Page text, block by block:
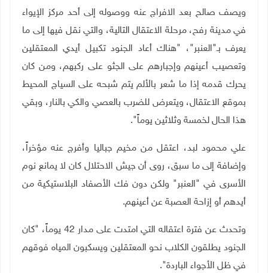
ويصف صالح بعد الافراج عنه ووصوله إلى أحد مركز الإيواء
في مدينة رفح، مرحلة الاعتقال التالية، والتي نقل فيها إلى ما
يعرف بـ"العنبر"، "هناك أعاد الجنود تكبيل أيدي المعتقلين
وتعصيب أعينهم وإجبارهم على الجثو على ركبهم، ومن كان
يحرك قدمه إذا ما شعر بالألم يتم شبحه على السياج المحيط
بموقع الاعتقال، ويتعرض للضرب بالعصي والكي بالنار، وبقي
هذا الحال لخمسة وثلاثين يوماً".
علي محمود لبد، اعتقل من مخيم جباليا وأفرج عنه مؤخراً،
وإضافة إلى ما سبق، روى أن جيش الاحتلال كان لا يمانع نوم
الأسرى في "العنبر" ولكن دون فك الأصفاد البلاستيكية من
أيدهم أو إزاحة العصبة عن أعينهم.
وتحدث عن فترة اعتقاله التي امتدت على مدار 42 يوماً، "كان
الجنود يطلقون الكلاب نحو المعتقلين ويسكبون المياه فوقهم
في ظل الأجواء الباردة".